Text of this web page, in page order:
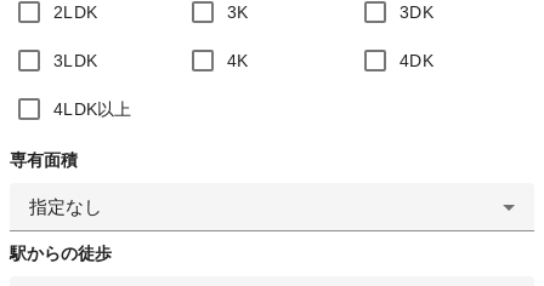
2LDK 3K 3DK
3LDK 4K 4DK
4LDK以上
専有面積
指定なし
駅からの徒歩